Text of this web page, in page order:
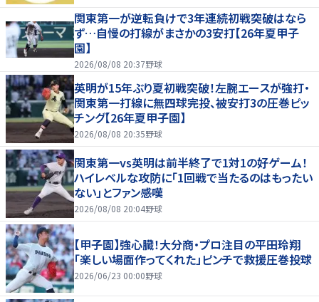
関東第一が逆転負けで3年連続初戦突破はなら
ず…自慢の打線がまさかの3安打【26年夏甲子
園】
2026/08/08 20:37野球
英明が15年ぶり夏初戦突破！左腕エースが強打・
関東第一打線に無四球完投、被安打3の圧巻ピッ
チング【26年夏甲子園】
2026/08/08 20:35野球
関東第一vs英明は前半終了で1対1の好ゲーム！
ハイレベルな攻防に「1回戦で当たるのはもったい
ない」とファン感嘆
2026/08/08 20:04野球
【甲子園】強心臓！大分商・プロ注目の平田玲翔
「楽しい場面作ってくれた」ピンチで救援圧巻投球
2026/06/23 00:00野球